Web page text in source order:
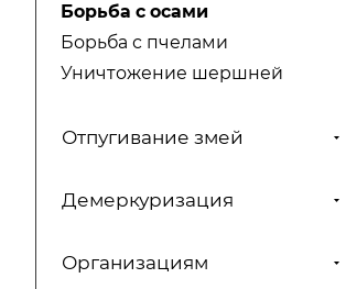
Борьба с осами
Борьба с пчелами
Уничтожение шершней
Отпугивание змей
Демеркуризация
Организациям